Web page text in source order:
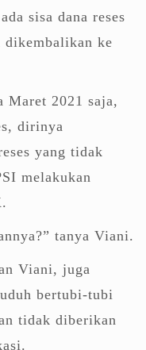
sisa dana reses
dikembalikan ke
Maret 2021 saja,
dirinya
yang tidak
melakukan
tanya Viani.
Viani, juga
bertubi-tubi
tidak diberikan